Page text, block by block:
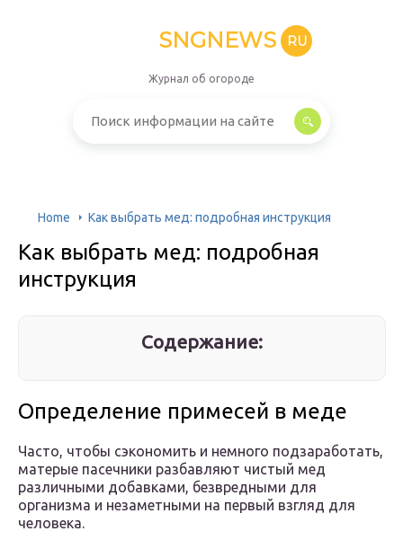
SNGNEWS RU
Журнал об огороде
Home Как выбрать мед: подробная инструкция
Как выбрать мед: подробная
инструкция
Содержание:
Определение примесей в меде
Часто, чтобы сэкономить и немного подзаработать,
матерые пасечники разбавляют чистый мед
различными добавками, безвредными для
организма и незаметными на первый взгляд для
человека.